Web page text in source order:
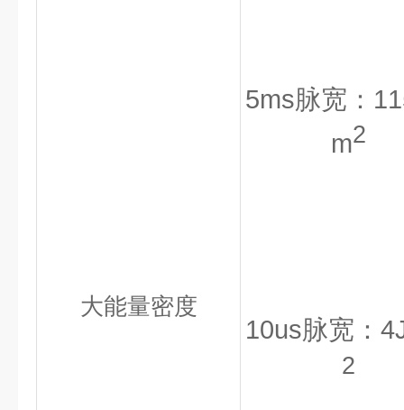
大能量密度
5ms脉宽：
m2
10us脉宽：
2